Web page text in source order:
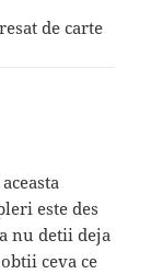
de carte
este des
nu detii deja
ceva ce